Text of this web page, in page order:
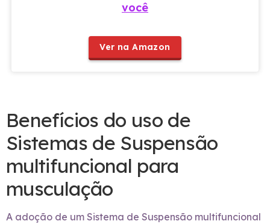
você
Ver na Amazon
Benefícios do uso de
Sistemas de Suspensão
multifuncional para
musculação
A adoção de um Sistema de Suspensão multifuncional